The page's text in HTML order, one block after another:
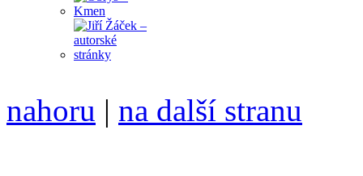
nahoru | na další stranu